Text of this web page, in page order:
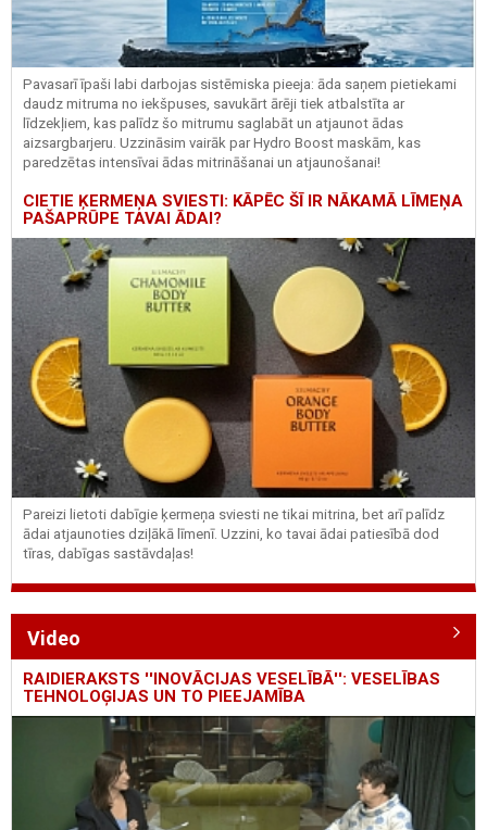
Pavasarī īpaši labi darbojas sistēmiska pieeja: āda saņem pietiekami
daudz mitruma no iekšpuses, savukārt ārēji tiek atbalstīta ar
līdzekļiem, kas palīdz šo mitrumu saglabāt un atjaunot ādas
aizsargbarjeru. Uzzināsim vairāk parHydro Boost maskām, kas
paredzētas intensīvai ādas mitrināšanai un atjaunošanai!
CIETIE ĶERMEŅA SVIESTI: KĀPĒC ŠĪ IR NĀKAMĀ LĪMEŅA
PAŠAPRŪPE TAVAI ĀDAI?
Pareizi lietoti dabīgie ķermeņa sviesti ne tikai mitrina, bet arī palīdz
ādai atjaunoties dziļākā līmenī. Uzzini, ko tavai ādai patiesībā dod
tīras, dabīgas sastāvdaļas!
Video
RAIDIERAKSTS ''INOVĀCIJAS VESELĪBĀ'': VESELĪBAS
TEHNOLOĢIJAS UN TO PIEEJAMĪBA